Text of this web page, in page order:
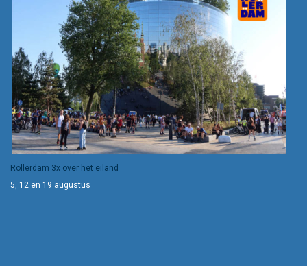
Rollerdam 3x over het eiland
5, 12 en 19 augustus